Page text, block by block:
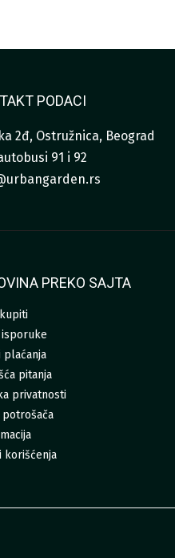
PODACI
2đ, Ostružnica, Beograd
91 i 92
PREKO SAJTA
isporuke
plaćanja
pitanja
privatnosti
potrošača
korišćenja